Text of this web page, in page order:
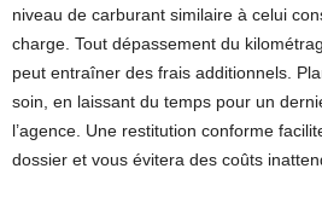
niveau de carburant similaire à celui
charge. Tout dépassement du
peut entraîner des frais additionnels.
soin, en laissant du temps pour un
l’agence. Une restitution conforme
dossier et vous évitera des coûts